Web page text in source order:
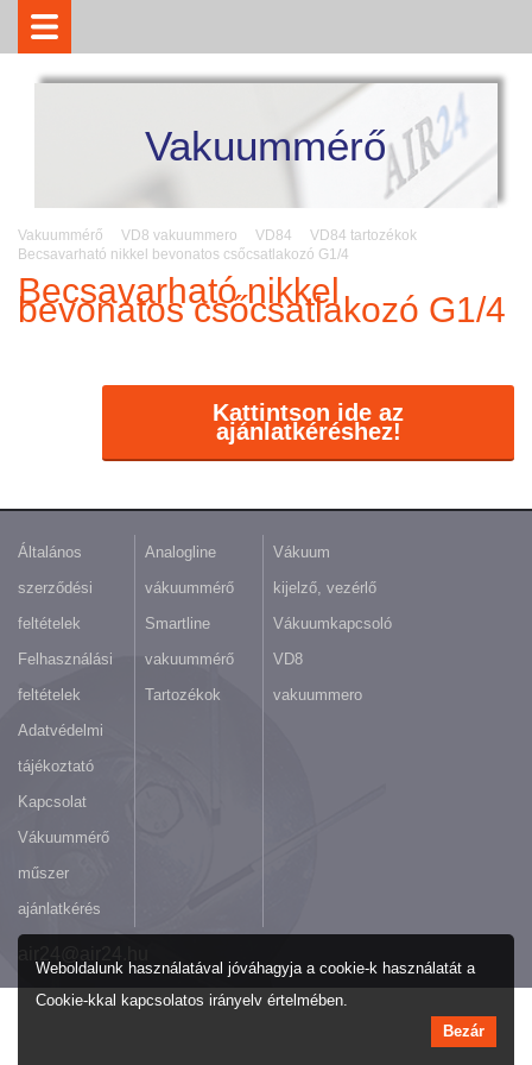
Vakuummérő
Vakuummérő VD8 vakuummero VD84
VD84 tartozékok
Becsavarható nikkel bevonatos csőcsatlakozó G1/4
Becsavarható nikkel
bevonatos csőcsatlakozó G1/4
Kattintson ide az
ajánlatkéréshez!
Általános
szerződési
feltételek
Felhasználási
feltételek
Adatvédelmi
tájékoztató
Kapcsolat
Vákuummérő
műszer
ajánlatkérés
Analogline
vákuummérő
Smartline
vakuummérő
Tartozékok
Vákuum
kijelző, vezérlő
Vákuumkapcsoló
VD8
vakuummero
Weboldalunk használatával jóváhagyja a cookie-k használatát a
Cookie-kkal kapcsolatos irányelv értelmében.
Bezár